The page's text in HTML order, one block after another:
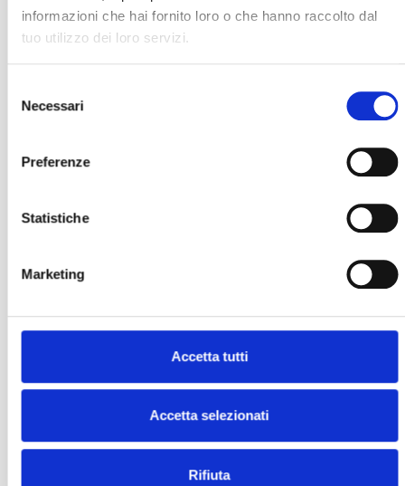
informazioni che hai fornito loro o che hanno raccolto dal
tuo utilizzo dei loro servizi.
delNecessari
Preferenze
Statistiche
Marketing
Accetta tutti
Accetta selezionati
Rifiuta